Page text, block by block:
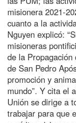
misionera 2021-
cuanto a la
Nguyen explicó:
misioneras
de la
de San Pedro
promoción y
mundo”. Y cita el
Unión se dirige a
trabajar para que